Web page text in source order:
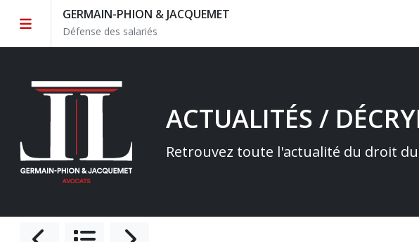
GERMAIN-PHION & JACQUEMET
Défense des salariés
ACTUALITÉS /
Retrouvez toute l'actualité du droit